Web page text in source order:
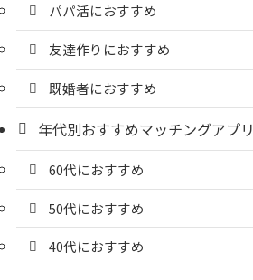
パパ活におすすめ
友達作りにおすすめ
既婚者におすすめ
年代別おすすめマッチングアプリ
60代におすすめ
50代におすすめ
40代におすすめ